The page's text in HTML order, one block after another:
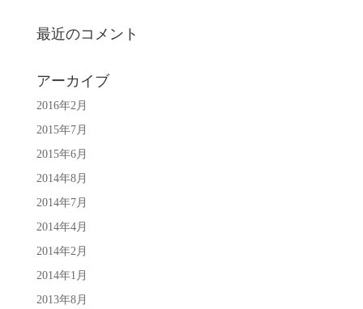
最近のコメント
アーカイブ
2016年2月
2015年7月
2015年6月
2014年8月
2014年7月
2014年4月
2014年2月
2014年1月
2013年8月